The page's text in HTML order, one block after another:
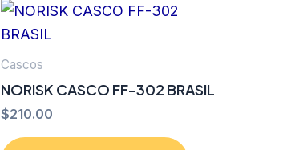
Cascos
NORISK CASCO FF-302 BRASIL
$210.00